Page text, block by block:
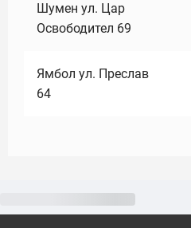
Шумен ул. Цар
Освободител 69
Ямбол ул. Преслав
64